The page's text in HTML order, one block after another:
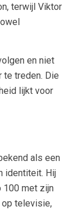
terwijl Viktor
en niet
te treden. Die
lijkt voor
als een
identiteit. Hij
100 met zijn
televisie,